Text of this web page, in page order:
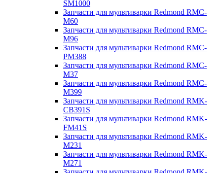
SM1000
Запчасти для мультиварки Redmond RMC-
M60
Запчасти для мультиварки Redmond RMC-
M96
Запчасти для мультиварки Redmond RMC-
PM388
Запчасти для мультиварки Redmond RMC-
M37
Запчасти для мультиварки Redmond RMC-
M399
Запчасти для мультиварки Redmond RMK-
CB391S
Запчасти для мультиварки Redmond RMK-
FM41S
Запчасти для мультиварки Redmond RMK-
M231
Запчасти для мультиварки Redmond RMK-
M271